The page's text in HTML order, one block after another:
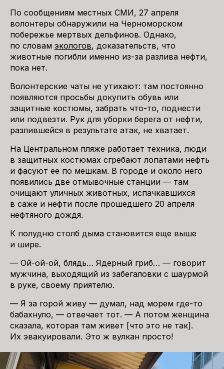
По сообщениям местных СМИ, 27 апреля
волонтеры обнаружили на Черноморском
побережье мертвых дельфинов. Однако,
по словам экологов, доказательств, что
животные погибли именно из-за разлива нефти,
пока нет.
Волонтерские чаты не утихают: там постоянно
появляются просьбы докупить обувь или
защитные костюмы, забрать что-то, поднести
или подвезти. Рук для уборки берега от нефти,
разлившейся в результате атак, не хватает.
На Центральном пляже работает техника, люди
в защитных костюмах сгребают лопатами нефть
и фасуют ее по мешкам. В городе и около него
появились две отмывочные станции — там
очищают уличных животных, испачкавшихся
в саже и нефти после прошедшего 20 апреля
нефтяного дождя.
К полудню столб дыма становится еще выше
и шире.
— Ой-ой-ой, блядь… Ядерный гриб… — говорит
мужчина, выходящий из забегаловки с шаурмой
в руке, своему приятелю.
— Я за горой живу — думал, над морем где-то
бабахнуло, — отвечает тот. — А потом женщина
сказала, которая там живет [что это не так].
Их эвакуировали. Это ж вулкан просто!